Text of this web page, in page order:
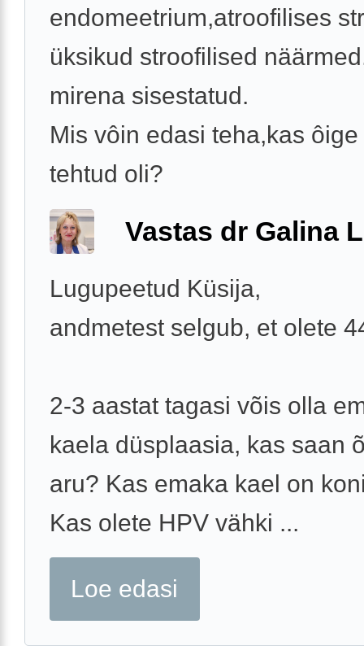
endomeetrium,atroofilises
üksikud stroofilised
mirena sisestatud.
Mis vôin edasi teha,kas
tehtud oli?
Vastas dr Galina
Lugupeetud Küsija,
andmetest selgub, et olete
2-3 aastat tagasi võis olla
kaela düsplaasia, kas saan
aru? Kas emaka kael on
Kas olete HPV vähki ...
Loe edasi